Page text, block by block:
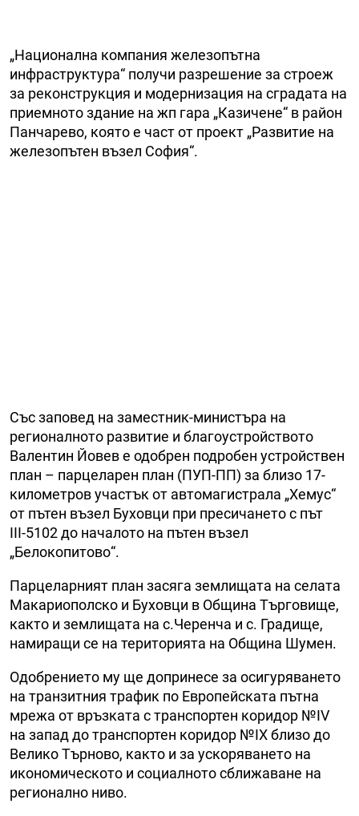
„Национална компания железопътна
инфраструктура“ получи разрешение за строеж
за реконструкция и модернизация на сградата на
приемното здание на жп гара „Казичене“ в район
Панчарево, която е част от проект „Развитие на
железопътен възел София“.
Със заповед на заместник-министъра на
регионалното развитие и благоустройството
Валентин Йовев е одобрен подробен устройствен
план – парцеларен план (ПУП-ПП) за близо 17-
километров участък от автомагистрала „Хемус“
от пътен възел Буховци при пресичането с път
ІІІ-5102 до началото на пътен възел
„Белокопитово“.
Парцеларният план засяга землищата на селата
Макариополско и Буховци в Община Търговище,
както и землищата на с.Черенча и с. Градище,
намиращи се на територията на Община Шумен.
Одобрението му ще допринесе за осигуряването
на транзитния трафик по Европейската пътна
мрежа от връзката с транспортен коридор №ІV
на запад до транспортен коридор №ІX близо до
Велико Търново, както и за ускоряването на
икономическото и социалното сближаване на
регионално ниво.